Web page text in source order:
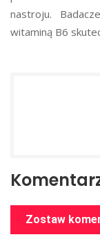
nastroju.
witaminą B6
Zostaw